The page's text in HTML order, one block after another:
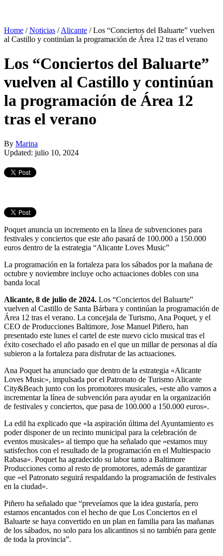
Home /Noticias /Alicante /Los “Conciertos del Baluarte” vuelven
al Castillo y continúan la programación de Área 12 tras el verano
Los “Conciertos del Baluarte”
vuelven al Castillo y continúan
la programación de Área 12
tras el verano
By Marina
Updated: julio 10, 2024
Poquet anuncia un incremento en la línea de subvenciones para
festivales y conciertos que este año pasará de 100.000 a 150.000
euros dentro de la estrategia “Alicante Loves Music”
La programación en la fortaleza para los sábados por la mañana de
octubre y noviembre incluye ocho actuaciones dobles con una
banda local
Alicante, 8 de julio de 2024. Los “Conciertos del Baluarte”
vuelven al Castillo de Santa Bárbara y continúan la programación de
Área 12 tras el verano. La concejala de Turismo, Ana Poquet, y el
CEO de Producciones Baltimore, Jose Manuel Piñero, han
presentado este lunes el cartel de este nuevo ciclo musical tras el
éxito cosechado el año pasado en el que un millar de personas al día
subieron a la fortaleza para disfrutar de las actuaciones.
Ana Poquet ha anunciado que dentro de la estrategia «Alicante
Loves Music», impulsada por el Patronato de Turismo Alicante
City&Beach junto con los promotores musicales, «este año vamos a
incrementar la línea de subvención para ayudar en la organización
de festivales y conciertos, que pasa de 100.000 a 150.000 euros».
La edil ha explicado que «la aspiración última del Ayuntamiento es
poder disponer de un recinto municipal para la celebración de
eventos musicales» al tiempo que ha señalado que «estamos muy
satisfechos con el resultado de la programación en el Multiespacio
Rabasa». Poquet ha agradecido su labor tanto a Baltimore
Producciones como al resto de promotores, además de garantizar
que «el Patronato seguirá respaldando la programación de festivales
en la ciudad».
Piñero ha señalado que “preveíamos que la idea gustaría, pero
estamos encantados con el hecho de que Los Conciertos en el
Baluarte se haya convertido en un plan en familia para las mañanas
de los sábados, no solo para los alicantinos si no también para gente
de toda la provincia”.